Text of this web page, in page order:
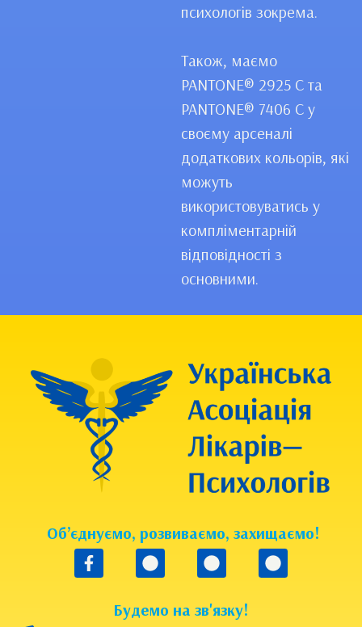
психологів зокрема.
Також, маємо
PANTONE® 2925 C та
PANTONE® 7406 C у
своєму арсеналі
додаткових кольорів, які
можуть
використовуватись у
компліментарній
відповідності з
основними.
Об’єднуємо, розвиваємо, захищаємо!
Будемо на зв'язку!